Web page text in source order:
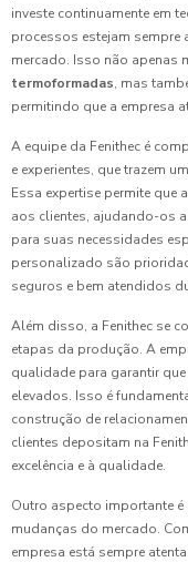
investe continuamente em
processos estejam
mercado. Isso não apenas
termoformadas, mas
permitindo que a empresa
A equipe da Fenithec é
e experientes, que trazem
Essa expertise permite que
aos clientes, ajudando-os
para suas necessidades
personalizado são
seguros e bem atendidos
Além disso, a Fenithec se
etapas da produção. A
qualidade para garantir
elevados. Isso é
construção de
clientes depositam na
excelência e à qualidade.
Outro aspecto importante é
mudanças do mercado.
empresa está sempre